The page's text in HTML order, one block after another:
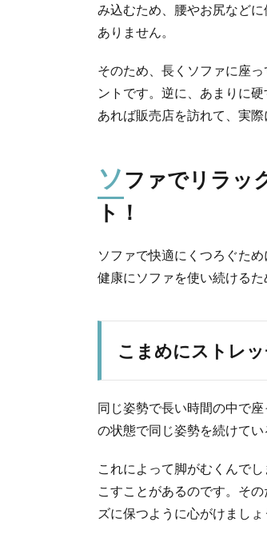
み込むため、腰やお尻など
ありません。
そのため、長くソファに座
ントです。逆に、あまりに
あれば販売店を訪れて、実
ソファでリラッ
ト！
ソファで快適にくつろぐた
健康にソファを使い続けるた
こまめにストレ
同じ姿勢で長い時間の中で
の状態で同じ姿勢を続けて
これによって脚がむくんで
こすことがあるのです。そ
ズに保つように心がけましょ